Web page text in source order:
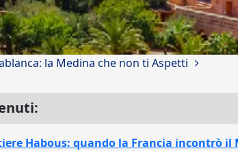
la Medina che non ti Aspetti
Habous: quando la Francia incontrò il